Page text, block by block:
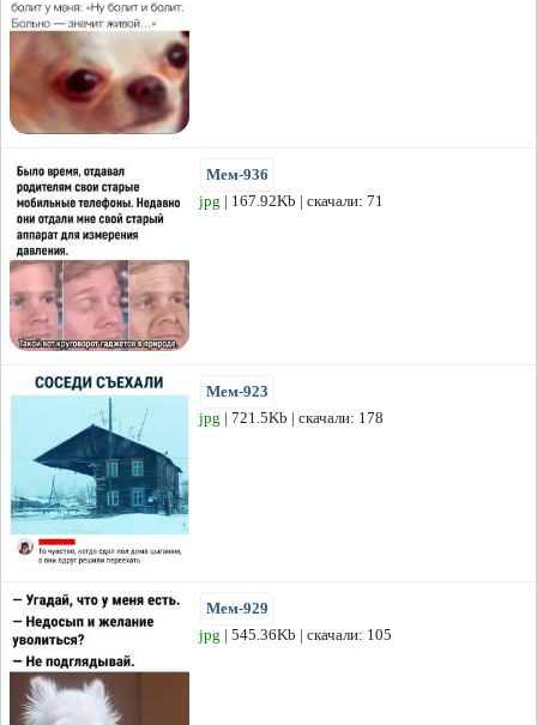
Мем-936
jpg | 167.92Kb | скачали: 71
Мем-923
jpg | 721.5Kb | скачали: 178
Мем-929
jpg | 545.36Kb | скачали: 105